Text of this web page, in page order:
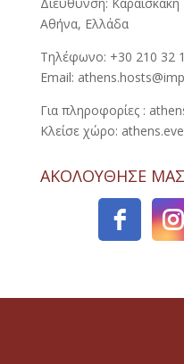
Αθήνα, Ελλάδα
Τηλέφωνο: +30 210 32
Email:
Για πληροφορίες :
Κλείσε χώρο:
ΑΚΟΛΟΥΘΗΣΕ ΜΑΣ